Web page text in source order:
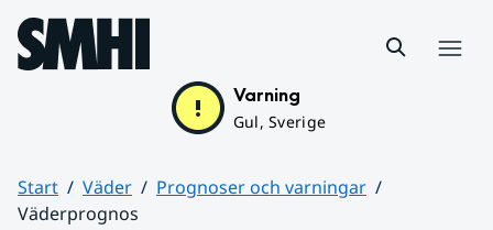
Hoppa till sidans innehåll
Varning
Gul, Sverige
Start Väder
Prognoser och varningar
Väderprognos